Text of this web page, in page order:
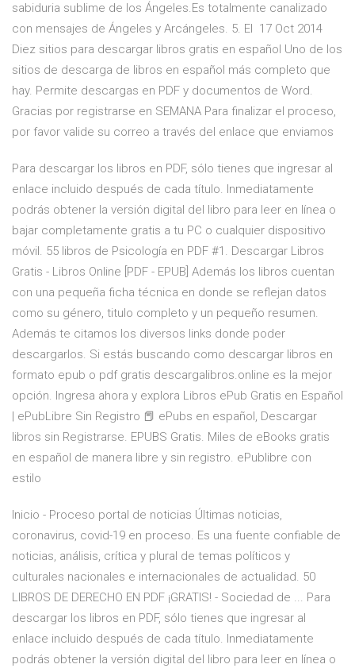
sabiduria sublime de los Ángeles.Es totalmente canalizado
con mensajes de Ángeles y Arcángeles. 5. El 17 Oct 2014
Diez sitios para descargar libros gratis en español Uno de los
sitios de descarga de libros en español más completo que
hay. Permite descargas en PDF y documentos de Word.
Gracias por registrarse en SEMANA Para finalizar el proceso,
por favor valide su correo a través del enlace que enviamos
Para descargar los libros en PDF, sólo tienes que ingresar al
enlace incluido después de cada título. Inmediatamente
podrás obtener la versión digital del libro para leer en línea o
bajar completamente gratis a tu PC o cualquier dispositivo
móvil. 55 libros de Psicología en PDF #1. Descargar Libros
Gratis - Libros Online [PDF - EPUB] Además los libros cuentan
con una pequeña ficha técnica en donde se reflejan datos
como su género, titulo completo y un pequeño resumen.
Además te citamos los diversos links donde poder
descargarlos. Si estás buscando como descargar libros en
formato epub o pdf gratis descargalibros.online es la mejor
opción. Ingresa ahora y explora Libros ePub Gratis en Español
| ePubLibre Sin Registro 📕 ePubs en español, Descargar
libros sin Registrarse. EPUBS Gratis. Miles de eBooks gratis
en español de manera libre y sin registro. ePublibre con
estilo
Inicio - Proceso portal de noticias Últimas noticias,
coronavirus, covid-19 en proceso. Es una fuente confiable de
noticias, análisis, crítica y plural de temas políticos y
culturales nacionales e internacionales de actualidad. 50
LIBROS DE DERECHO EN PDF ¡GRATIS! - Sociedad de ... Para
descargar los libros en PDF, sólo tienes que ingresar al
enlace incluido después de cada título. Inmediatamente
podrás obtener la versión digital del libro para leer en línea o